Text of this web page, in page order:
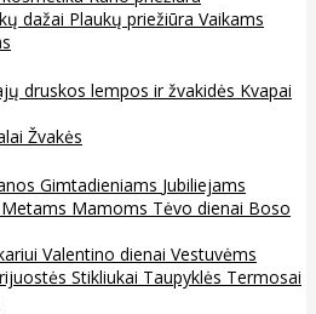
dažai Plaukų priežiūra Vaikams
druskos lempos ir žvakidės Kvapai
Žvakės
Gimtadieniams Jubiliejams
Mamoms Tėvo dienai Boso
Valentino dienai Vestuvėms
Stikliukai Taupyklės Termosai